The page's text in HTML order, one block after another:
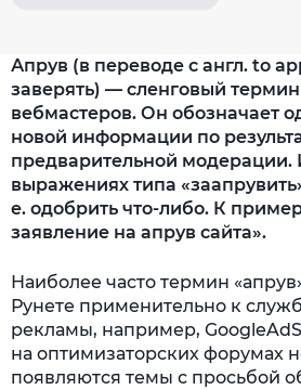
Апрув (в переводе с англ. to
заверять) — сленговый
вебмастеров. Он обозначает
новой информации по
предварительной модерации.
выражениях типа
е. одобрить что-либо. К
заявление на апрув сайта».
Наиболее часто термин
Рунете применительно к
рекламы, например,
на оптимизаторских форумах
появляются темы с просьбой